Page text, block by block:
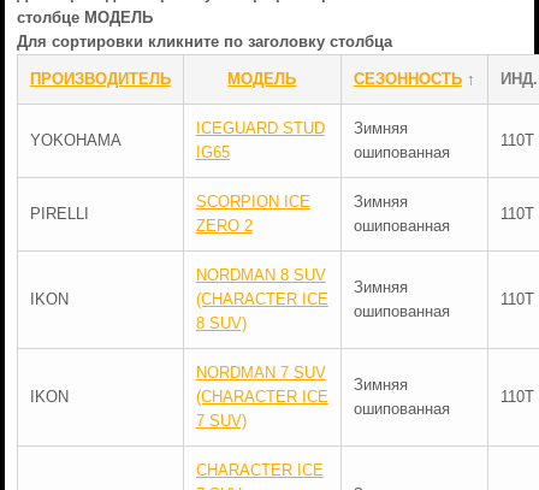
столбце МОДЕЛЬ
Для сортировки кликните по заголовку столбца
ПРОИЗВОДИТЕЛЬ МОДЕЛЬ СЕЗОННОСТЬ↑
YOKOHAMA
ICEGUARD STUD
IG65
Зимняя
ошипованная
110T
PIRELLI
SCORPION ICE
ZERO 2
Зимняя
ошипованная
110T
IKON
NORDMAN 8 SUV
(CHARACTER ICE
8 SUV)
Зимняя
ошипованная
110T
IKON
NORDMAN 7 SUV
(CHARACTER ICE
7 SUV)
Зимняя
ошипованная
110T
CHARACTER ICE